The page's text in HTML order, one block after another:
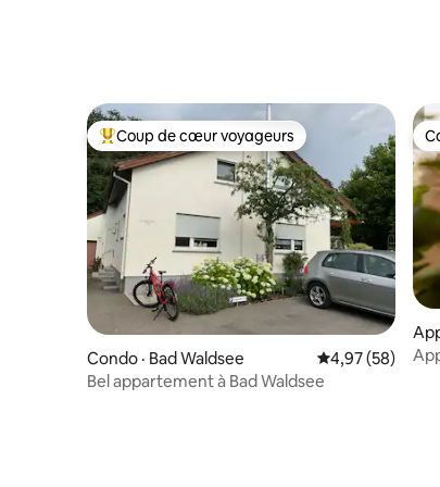
Coup de cœur voyageurs parmi les plus aimés
Coup de cœur voyageurs
Condo · Bad Waldsee Note moyenne
4,97 (58)
Bel appartement à Bad Waldsee